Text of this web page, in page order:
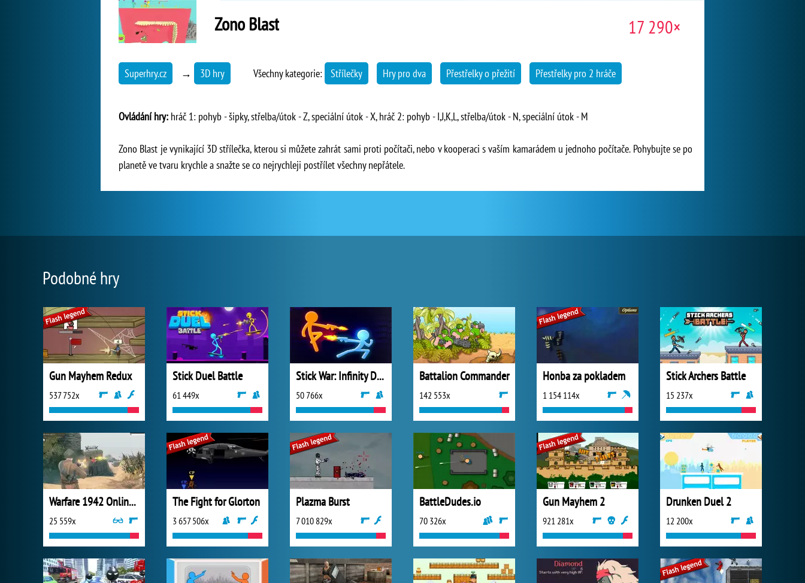
Zono Blast 17 290×
Superhry.cz → 3D hry Všechny kategorie: Střílečky Hry pro dva Přestřelky o přežití Přestřelky pro 2 hráče
Ovládání hry: hráč 1: pohyb - šipky, střelba/útok - Z, speciální útok - X, hráč 2: pohyb - I,J,K,L, střelba/útok - N, speciální útok - M
Zono Blast je vynikající 3D střílečka, kterou si můžete zahrát sami proti počítači, nebo v kooperaci s vaším kamarádem u jednoho počítače. Pohybujte se po
planetě ve tvaru krychle a snažte se co nejrychleji postřílet všechny nepřátele.
Podobné hry
Gun Mayhem Redux
537 752x
Stick Duel Battle
61 449x
Stick War: Infinity Duel
50 766x
Battalion Commander
142 553x
Honba za pokladem
1 154 114x
Stick Archers Battle
15 237x
Warfare 1942 Online Shooter
25 559x
The Fight for Glorton
3 657 506x
Plazma Burst
7 010 829x
BattleDudes.io
70 326x
Gun Mayhem 2
921 281x
Drunken Duel 2
12 200x